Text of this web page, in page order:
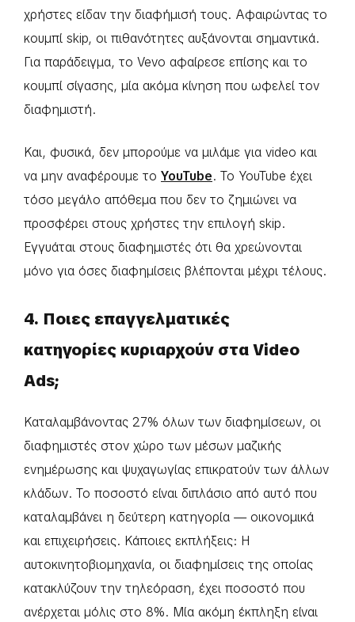
χρήστες είδαν την διαφήμισή τους. Αφαιρώντας το
κουμπί skip, οι πιθανότητες αυξάνονται σημαντικά.
Για παράδειγμα, το Vevo αφαίρεσε επίσης και το
κουμπί σίγασης, μία ακόμα κίνηση που ωφελεί τον
διαφημιστή.
Και, φυσικά, δεν μπορούμε να μιλάμε για video και
να μην αναφέρουμε το YouTube. Το YouTube έχει
τόσο μεγάλο απόθεμα που δεν το ζημιώνει να
προσφέρει στους χρήστες την επιλογή skip.
Εγγυάται στους διαφημιστές ότι θα χρεώνονται
μόνο για όσες διαφημίσεις βλέπονται μέχρι τέλους.
4. Ποιες επαγγελματικές
κατηγορίες κυριαρχούν στα Video
Ads;
Καταλαμβάνοντας 27% όλων των διαφημίσεων, οι
διαφημιστές στον χώρο των μέσων μαζικής
ενημέρωσης και ψυχαγωγίας επικρατούν των άλλων
κλάδων. Το ποσοστό είναι διπλάσιο από αυτό που
καταλαμβάνει η δεύτερη κατηγορία — οικονομικά
και επιχειρήσεις. Κάποιες εκπλήξεις: Η
αυτοκινητοβιομηχανία, οι διαφημίσεις της οποίας
κατακλύζουν την τηλεόραση, έχει ποσοστό που
ανέρχεται μόλις στο 8%. Μία ακόμη έκπληξη είναι